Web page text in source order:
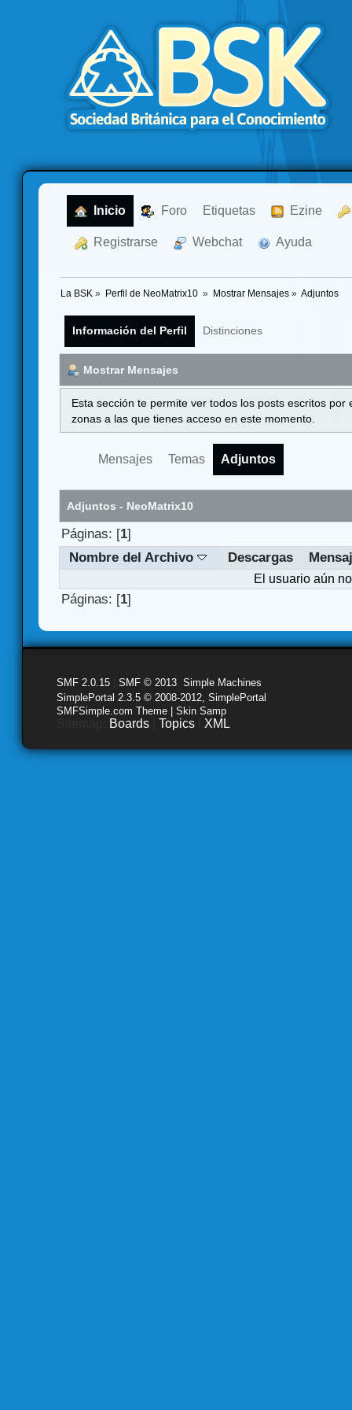
Inicio Foro Etiquetas Ezine
Registrarse Webchat Ayuda
La BSK » Perfil de NeoMatrix10 » Mostrar Mensajes» Adjuntos
Información del Perfil Distinciones
Mostrar Mensajes
Esta sección te permite ver todos los posts escritos
zonas a las que tienes acceso en este momento.
Mensajes Temas Adjuntos
Adjuntos - NeoMatrix10
Páginas: [1]
Nombre del Archivo
Descargas
El usuario aún
Páginas: [1]
SMF 2.0.15 SMF © 2013 Simple Machines
SimplePortal 2.3.5 © 2008-2012, SimplePortal
SMFSimple.com Theme | Skin Samp
Boards Topics XML